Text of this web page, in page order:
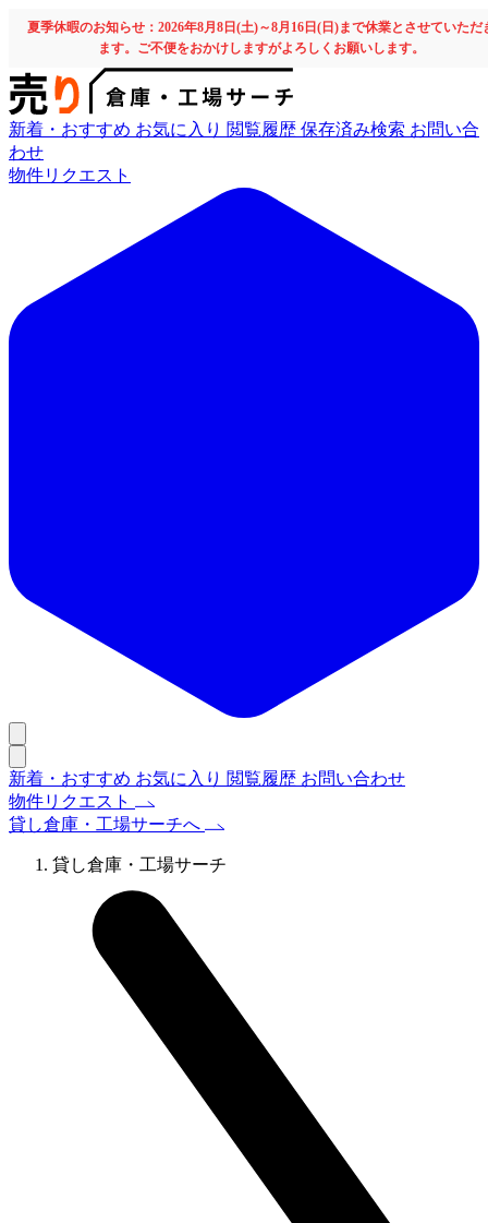
夏季休暇のお知らせ：2026年8月8日(土)～8月16日(日)まで休業とさせていただ
ます。ご不便をおかけしますがよろしくお願いします。
新着・おすすめ お気に入り 閲覧履歴 保存済み検索 お問い合
わせ
物件リクエスト
新着・おすすめ お気に入り 閲覧履歴 お問い合わせ
物件リクエスト
貸し倉庫・工場サーチへ
貸し倉庫・工場サーチ